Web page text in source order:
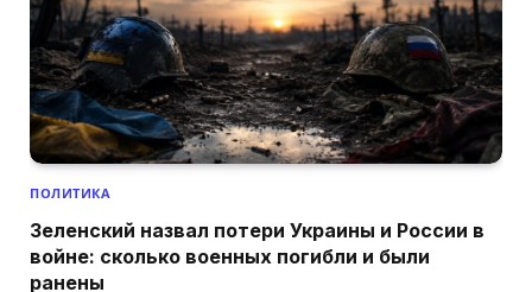
ПОЛИТИКА
Зеленский назвал потери Украины и России в
войне: сколько военных погибли и были
ранены